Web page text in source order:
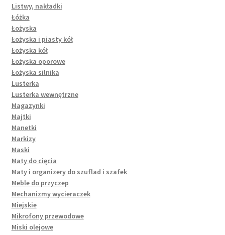
Listwy, nakładki
Łóżka
Łożyska
Łożyska i piasty kół
Łożyska kół
Łożyska oporowe
Łożyska silnika
Lusterka
Lusterka wewnętrzne
Magazynki
Majtki
Manetki
Markizy
Maski
Maty do cięcia
Maty i organizery do szuflad i szafek
Meble do przyczep
Mechanizmy wycieraczek
Miejskie
Mikrofony przewodowe
Miski olejowe